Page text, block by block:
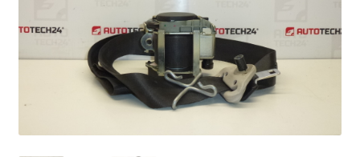
Livrare
Livrare în toată lumea